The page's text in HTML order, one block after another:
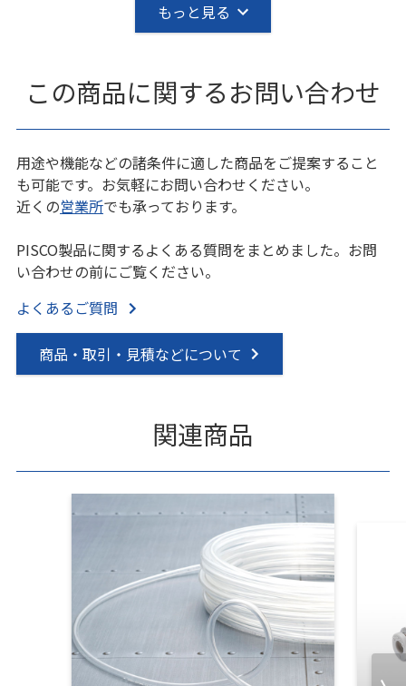
もっと見る
この商品に関するお問い合わせ
用途や機能などの諸条件に適した商品をご提案すること
も可能です。お気軽にお問い合わせください。
近くの営業所でも承っております。
PISCO製品に関するよくある質問をまとめました。お問
い合わせの前にご覧ください。
よくあるご質問
商品・取引・見積などについて
関連商品